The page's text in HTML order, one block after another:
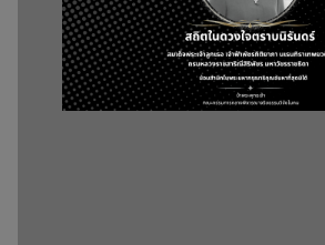
9 มี.ค. 2026